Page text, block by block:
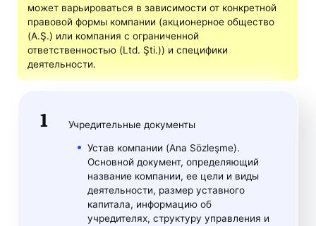
может варьироваться в зависимости от конкретной
правовой формы компании (акционерное общество
(A.Ş.) или компания с ограниченной
ответственностью (Ltd. Şti.)) и специфики
деятельности.
Учредительные документы
Устав компании (Ana Sözleşme).
Основной документ, определяющий
название компании, ее цели и виды
деятельности, размер уставного
капитала, информацию об
учредителях, структуру управления и